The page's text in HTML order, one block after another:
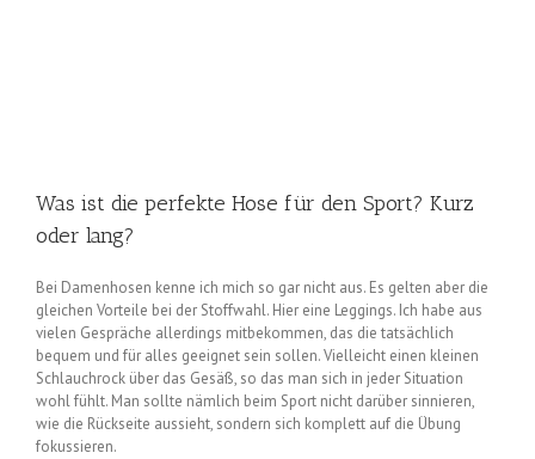
Was ist die perfekte Hose für den Sport? Kurz
oder lang?
Bei Damenhosen kenne ich mich so gar nicht aus. Es gelten aber die
gleichen Vorteile bei der Stoffwahl. Hier eine Leggings. Ich habe aus
vielen Gespräche allerdings mitbekommen, das die tatsächlich
bequem und für alles geeignet sein sollen. Vielleicht einen kleinen
Schlauchrock über das Gesäß, so das man sich in jeder Situation
wohl fühlt. Man sollte nämlich beim Sport nicht darüber sinnieren,
wie die Rückseite aussieht, sondern sich komplett auf die Übung
fokussieren.